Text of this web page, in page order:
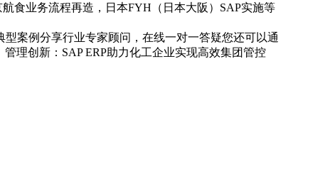
食业务流程再造，日本FYH（日本大阪）SAP实施等
案例分享行业专家顾问，在线一对一答疑您还可以通
理创新：SAP ERP助力化工企业实现高效集团管控